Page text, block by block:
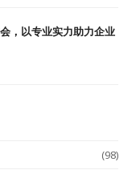
，以专业实力助力企业
(98)